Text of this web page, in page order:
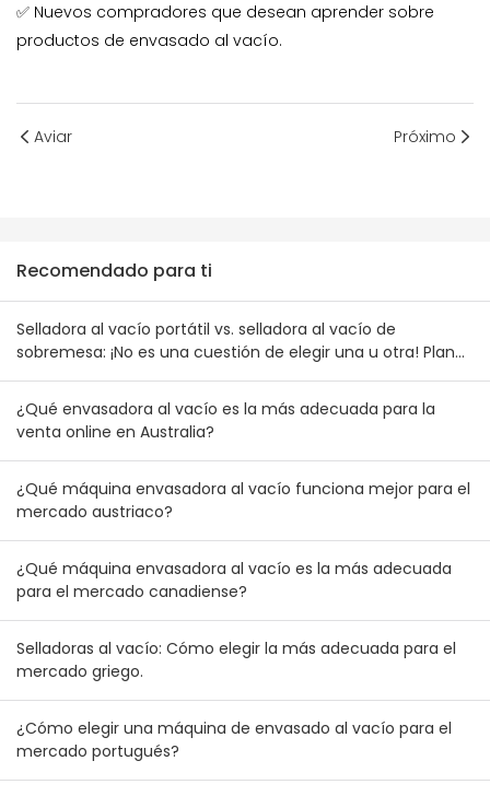
✅ Nuevos compradores que desean aprender sobre
productos de envasado al vacío.
Aviar Próximo
Recomendado para ti
Selladora al vacío portátil vs. selladora al vacío de
sobremesa: ¡No es una cuestión de elegir una u otra! Plan
de combinación de inventario para mayoristas australianos
y neozelandeses
¿Qué envasadora al vacío es la más adecuada para la
venta online en Australia?
¿Qué máquina envasadora al vacío funciona mejor para el
mercado austriaco?
¿Qué máquina envasadora al vacío es la más adecuada
para el mercado canadiense?
Selladoras al vacío: Cómo elegir la más adecuada para el
mercado griego.
¿Cómo elegir una máquina de envasado al vacío para el
mercado portugués?